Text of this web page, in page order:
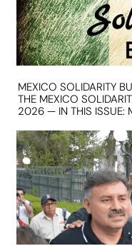
MEXICO SOLIDARITY
THE MEXICO
2026 — IN THIS ISSUE: